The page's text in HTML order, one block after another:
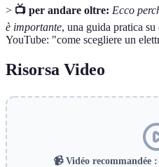
> 📺 per andare oltre: Ecco
è importante, una guida pratica su
YouTube: "come scegliere un
Risorsa Video
📹 Vidéo